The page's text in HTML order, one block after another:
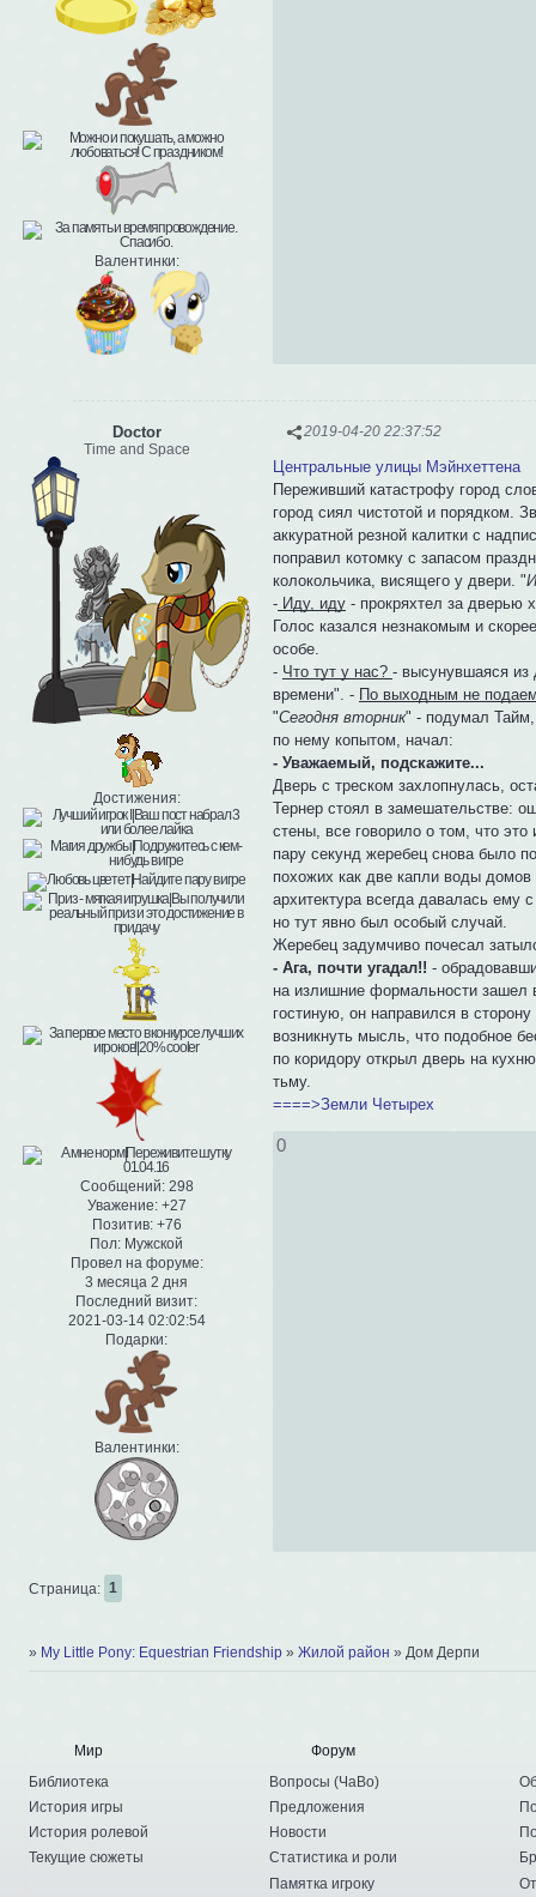
Валентинки:
2019-04-20 22:37:52
Doctor
Time and Space
Достижения:
Сообщений:298
Уважение: +27
Позитив: +76
Пол: Мужской
Провел на форуме:
3 месяца 2 дня
Последний визит:
2021-03-14 02:02:54
Подарки:
Валентинки:
Центральные улицы Мэйнхеттена
Переживший катастрофу город
город сиял чистотой и порядком.
аккуратной резной калитки с
поправил котомку с запасом
колокольчика, висящего у двери. "
- Иду, иду - прокряхтел за дверью
Голос казался незнакомым и
особе.
- Что тут у нас?- высунувшаяся из
времени". - По выходным не
"Сегодня вторник" - подумал Тайм,
по нему копытом, начал:
- Уважаемый, подскажите...
Дверь с треском захлопнулась,
Тернер стоял в замешательстве:
стены, все говорило о том, что
пару секунд жеребец снова было
похожих как две капли воды
архитектура всегда давалась ему
но тут явно был особый случай.
Жеребец задумчиво почесал
- Ага, почти угадал!! -
на излишние формальности зашел
гостиную, он направился в
возникнуть мысль, что подобное
по коридору открыл дверь на
тьму.
====>Земли Четырех
0
Страница: 1
» My Little Pony: Equestrian Friendship » Жилой район » Дом Дерпи
Мир
Библиотека
История игры
История ролевой
Текущие сюжеты
Форум
Вопросы (ЧаВо)
Предложения
Новости
Статистика и роли
Памятка игроку